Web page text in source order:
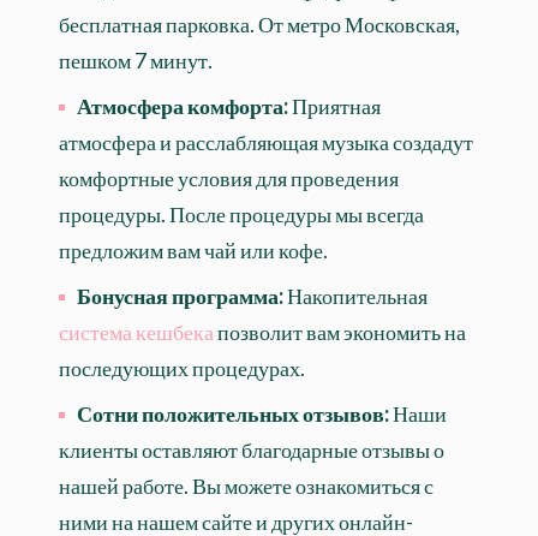
бесплатная парковка. От метро Московская,
пешком 7 минут.
Атмосфера комфорта:Приятная
атмосфера и расслабляющая музыка создадут
комфортные условия для проведения
процедуры. После процедуры мы всегда
предложим вам чай или кофе.
Бонусная программа:Накопительная
система кешбекапозволит вам экономить на
последующих процедурах.
Сотни положительных отзывов:Наши
клиенты оставляют благодарные отзывы о
нашей работе. Вы можете ознакомиться с
ними на нашем сайте и других онлайн-